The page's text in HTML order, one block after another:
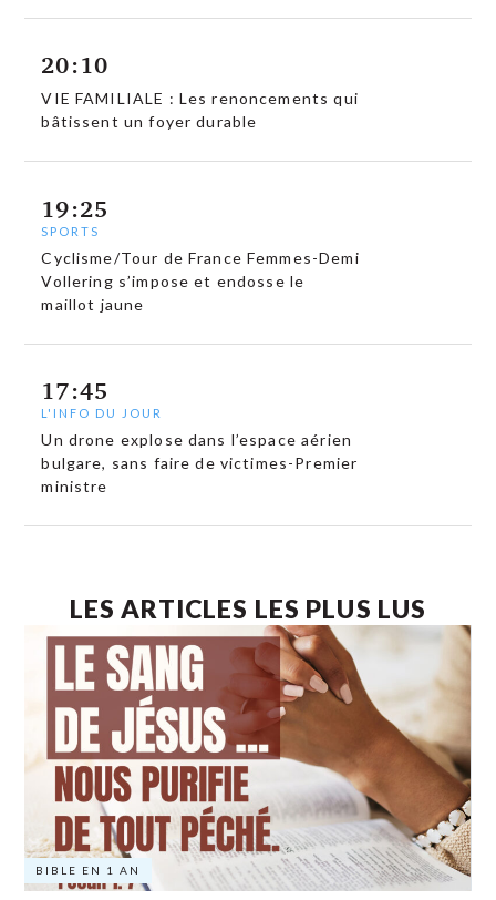
20:10
VIE FAMILIALE : Les renoncements qui
bâtissent un foyer durable
19:25
SPORTS
Cyclisme/Tour de France Femmes-Demi
Vollering s’impose et endosse le
maillot jaune
17:45
L'INFO DU JOUR
Un drone explose dans l’espace aérien
bulgare, sans faire de victimes-Premier
ministre
LES ARTICLES LES PLUS LUS
BIBLE EN 1 AN